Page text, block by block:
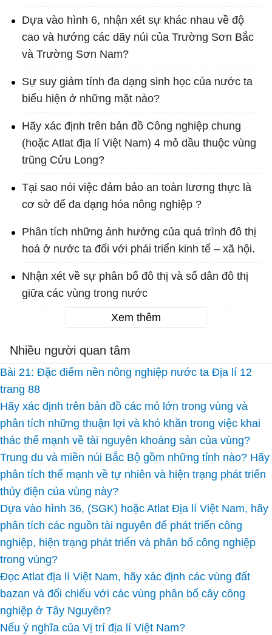
Dựa vào hình 6, nhận xét sự khác nhau về độ
cao và hướng các dãy núi của Trường Sơn Bắc
và Trường Sơn Nam?
Sự suy giảm tính đa dạng sinh học của nước ta
biểu hiện ở những mặt nào?
Hãy xác định trên bản đồ Công nghiệp chung
(hoặc Atlat địa lí Việt Nam) 4 mỏ dầu thuộc vùng
trũng Cửu Long?
Tại sao nói việc đảm bảo an toàn lương thực là
cơ sở để đa dạng hóa nông nghiệp ?
Phân tích những ảnh hưởng của quá trình đô thị
hoá ở nước ta đối với phái triển kinh tế – xã hội.
Nhận xét về sự phân bố đô thị và số dân đô thị
giữa các vùng trong nước
Xem thêm
Nhiều người quan tâm
Bài 21: Đặc điểm nền nông nghiệp nước ta Địa lí 12
trang 88
Hãy xác định trên bản đồ các mỏ lớn trong vùng và
phân tích những thuận lợi và khó khăn trong việc khai
thác thế mạnh về tài nguyên khoáng sản của vùng?
Trung du và miền núi Bắc Bộ gồm những tỉnh nào? Hãy
phân tích thế mạnh về tự nhiên và hiện trạng phát triển
thủy điện của vùng này?
Dựa vào hình 36, (SGK) hoặc Atlat Địa lí Việt Nam, hãy
phân tích các nguồn tài nguyên để phát triển công
nghiệp, hiện trạng phát triển và phân bố công nghiệp
trong vùng?
Đọc Atlat địa lí Việt Nam, hãy xác định các vùng đất
bazan và đối chiếu với các vùng phân bố cây công
nghiệp ở Tây Nguyên?
Nếu ý nghĩa của Vị trí địa lí Việt Nam?